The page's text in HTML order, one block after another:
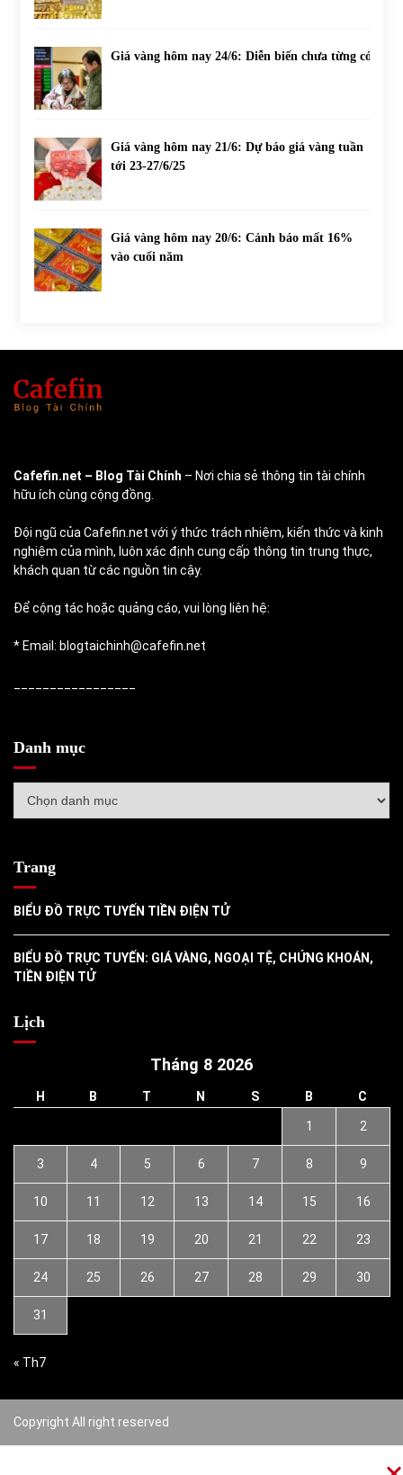
Giá vàng hôm nay 24/6: Diễn biến chưa từng có
Giá vàng hôm nay 21/6: Dự báo giá vàng tuần
tới 23-27/6/25
Giá vàng hôm nay 20/6: Cảnh báo mất 16%
vào cuối năm
Cafefin.net – Blog Tài Chính – Nơi chia sẻ thông tin tài chính
hữu ích cùng cộng đồng.
Đội ngũ của Cafefin.net với ý thức trách nhiệm, kiến thức và kinh
nghiệm của mình, luôn xác định cung cấp thông tin trung thực,
khách quan từ các nguồn tin cậy.
Để cộng tác hoặc quảng cáo, vui lòng liên hệ:
* Email: blogtaichinh@cafefin.net
Danh mục
mục
Trang
BIỂU ĐỒ TRỰC TUYẾN TIỀN ĐIỆN TỬ
BIỂU ĐỒ TRỰC TUYẾN: GIÁ VÀNG, NGOẠI TỆ, CHỨNG KHOÁN,
TIỀN ĐIỆN TỬ
Lịch
Tháng 8 2026
H B T N S B C
1 2
3 4 5 6 7 8 9
10 11 12 13 14 15 16
17 18 19 20 21 22 23
24 25 26 27 28 29 30
31
« Th7
Copyright All right reserved